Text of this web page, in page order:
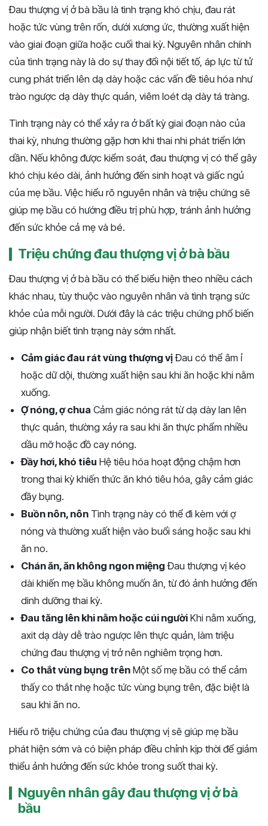
Đau thượng vị ở bà bầu là tình trạng khó chịu, đau rát
hoặc tức vùng trên rốn, dưới xương ức, thường xuất hiện
vào giai đoạn giữa hoặc cuối thai kỳ. Nguyên nhân chính
của tình trạng này là do sự thay đổi nội tiết tố, áp lực từ tử
cung phát triển lên dạ dày hoặc các vấn đề tiêu hóa như
trào ngược dạ dày thực quản, viêm loét dạ dày tá tràng.
Tình trạng này có thể xảy ra ở bất kỳ giai đoạn nào của
thai kỳ, nhưng thường gặp hơn khi thai nhi phát triển lớn
dần. Nếu không được kiểm soát, đau thượng vị có thể gây
khó chịu kéo dài, ảnh hưởng đến sinh hoạt và giấc ngủ
của mẹ bầu. Việc hiểu rõ nguyên nhân và triệu chứng sẽ
giúp mẹ bầu có hướng điều trị phù hợp, tránh ảnh hưởng
đến sức khỏe cả mẹ và bé.
Triệu chứng đau thượng vị ở bà bầu
Đau thượng vị ở bà bầu có thể biểu hiện theo nhiều cách
khác nhau, tùy thuộc vào nguyên nhân và tình trạng sức
khỏe của mỗi người. Dưới đây là các triệu chứng phổ biến
giúp nhận biết tình trạng này sớm nhất.
Cảm giác đau rát vùng thượng vịĐau có thể âm ỉ
hoặc dữ dội, thường xuất hiện sau khi ăn hoặc khi nằm
xuống.
Ợ nóng, ợ chua Cảm giác nóng rát từ dạ dày lan lên
thực quản, thường xảy ra sau khi ăn thực phẩm nhiều
dầu mỡ hoặc đồ cay nóng.
Đầy hơi, khó tiêu Hệ tiêu hóa hoạt động chậm hơn
trong thai kỳ khiến thức ăn khó tiêu hóa, gây cảm giác
đầy bụng.
Buồn nôn, nôn Tình trạng này có thể đi kèm với ợ
nóng và thường xuất hiện vào buổi sáng hoặc sau khi
ăn no.
Chán ăn, ăn không ngon miệng Đau thượng vị kéo
dài khiến mẹ bầu không muốn ăn, từ đó ảnh hưởng đến
dinh dưỡng thai kỳ.
Đau tăng lên khi nằm hoặc cúi người Khi nằm xuống,
axit dạ dày dễ trào ngược lên thực quản, làm triệu
chứng đau thượng vị trở nên nghiêm trọng hơn.
Co thắt vùng bụng trên Một số mẹ bầu có thể cảm
thấy co thắt nhẹ hoặc tức vùng bụng trên, đặc biệt là
sau khi ăn no.
Hiểu rõ triệu chứng của đau thượng vị sẽ giúp mẹ bầu
phát hiện sớm và có biện pháp điều chỉnh kịp thời để giảm
thiểu ảnh hưởng đến sức khỏe trong suốt thai kỳ.
Nguyên nhân gây đau thượng vị ở bà
bầu